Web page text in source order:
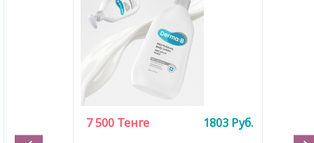
7 500 Тенге 1803 Руб.